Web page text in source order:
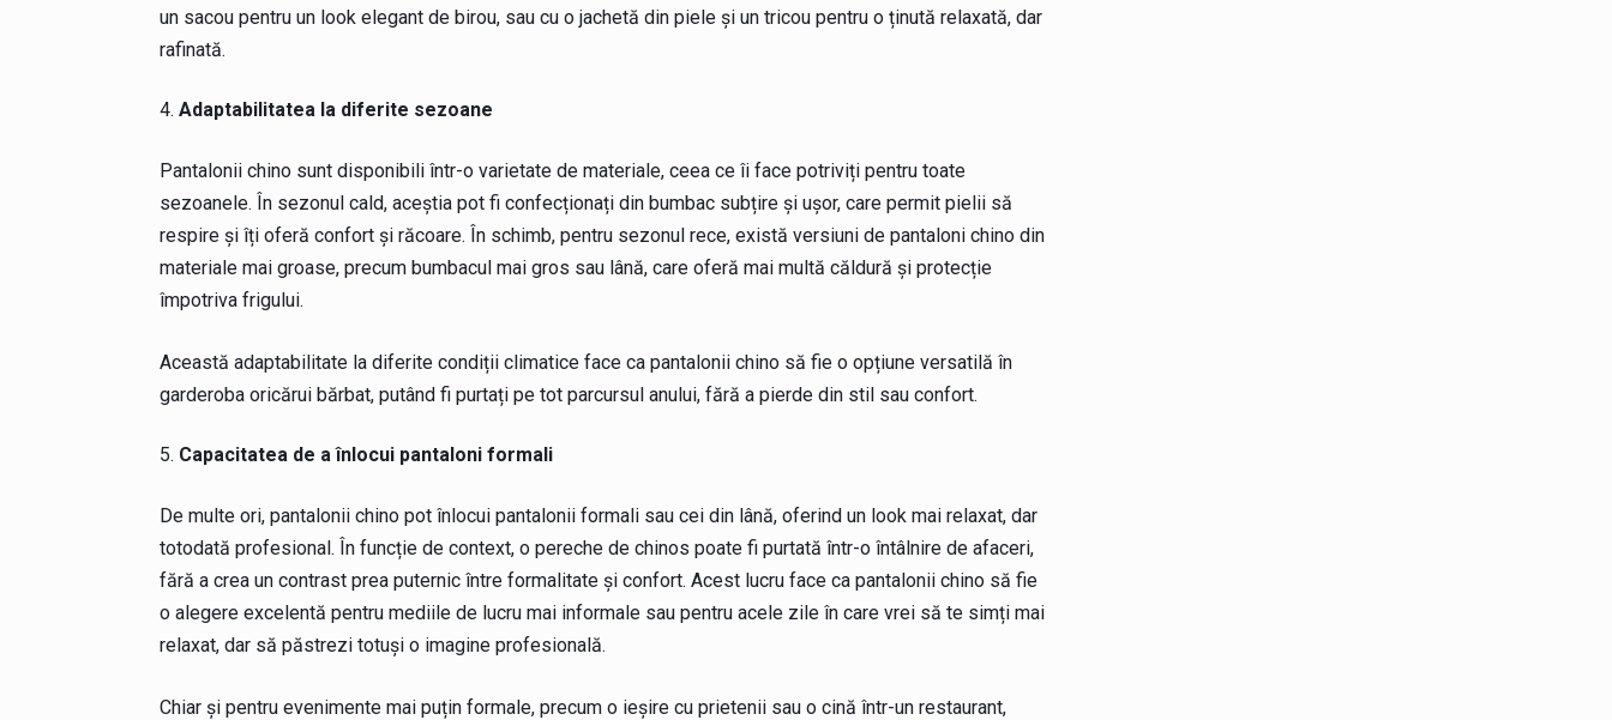
un sacou pentru un look elegant de birou, sau cu o jachetă din piele și un tricou pentru o ținută relaxată, dar
rafinată.
Adaptabilitatea la diferite sezoane
Pantalonii chino sunt disponibili într-o varietate de materiale, ceea ce îi face potriviți pentru toate
sezoanele. În sezonul cald, aceștia pot fi confecționați din bumbac subțire și ușor, care permit pielii să
respire și îți oferă confort și răcoare. În schimb, pentru sezonul rece, există versiuni de pantaloni chino din
materiale mai groase, precum bumbacul mai gros sau lână, care oferă mai multă căldură și protecție
împotriva frigului.
Această adaptabilitate la diferite condiții climatice face ca pantalonii chino să fie o opțiune versatilă în
garderoba oricărui bărbat, putând fi purtați pe tot parcursul anului, fără a pierde din stil sau confort.
Capacitatea de a înlocui pantaloni formali
De multe ori, pantalonii chino pot înlocui pantalonii formali sau cei din lână, oferind un look mai relaxat, dar
totodată profesional. În funcție de context, o pereche de chinos poate fi purtată într-o întâlnire de afaceri,
fără a crea un contrast prea puternic între formalitate și confort. Acest lucru face ca pantalonii chino să fie
o alegere excelentă pentru mediile de lucru mai informale sau pentru acele zile în care vrei să te simți mai
relaxat, dar să păstrezi totuși o imagine profesională.
Chiar și pentru evenimente mai puțin formale, precum o ieșire cu prietenii sau o cină într-un restaurant,